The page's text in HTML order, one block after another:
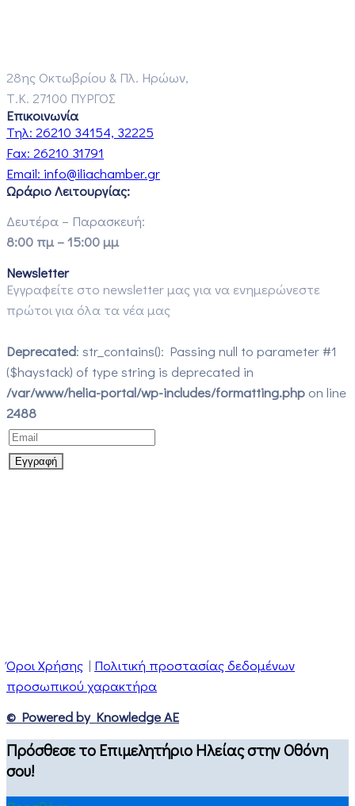
28ης Οκτωβρίου & Πλ. Ηρώων,
Τ.Κ. 27100 ΠΥΡΓΟΣ
Επικοινωνία
Τηλ: 26210 34154, 32225
Fax: 26210 31791
Email: info@iliachamber.gr
Ωράριο Λειτουργίας:
Δευτέρα – Παρασκευή:
8:00 πμ – 15:00 μμ
Newsletter
Εγγραφείτε στο newsletter μας για να ενημερώνεστε
πρώτοι για όλα τα νέα μας
Deprecated: str_contains(): Passing null to parameter #1
($haystack) of type string is deprecated in
/var/www/helia-portal/wp-includes/formatting.php on line
2488
Όροι Χρήσης | Πολιτική προστασίας δεδομένων
προσωπικού χαρακτήρα
© Powered by Knowledge AE
Πρόσθεσε το Επιμελητήριο Ηλείας στην Οθόνη
σου!